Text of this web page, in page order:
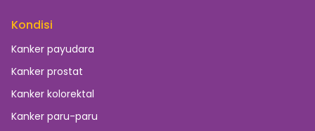
Kondisi
Kanker payudara
Kanker prostat
Kanker kolorektal
Kanker paru-paru